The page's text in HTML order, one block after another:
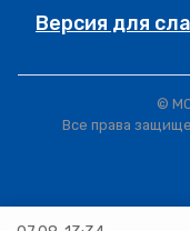
Версия для
©
Все права